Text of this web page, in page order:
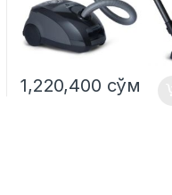
1,220,400 сўм